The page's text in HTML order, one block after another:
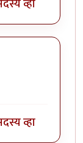
व्हा
व्हा